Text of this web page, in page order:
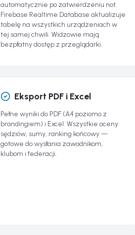
automatycznie po zatwierdzeniu not.
Firebase Realtime Database aktualizuje
tabelę na wszystkich urządzeniach w
tej samej chwili. Widzowie mają
bezpłatny dostęp z przeglądarki.
Eksport PDF i Excel
Pełne wyniki do PDF (A4 poziomo z
brandingiem) i Excel. Wszystkie oceny
sędziów, sumy, ranking końcowy —
gotowe do wysłania zawodnikom,
klubom i federacji.